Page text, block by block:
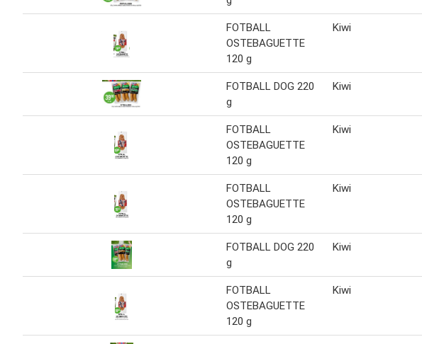
FOTBALL
OSTEBAGUETTE
120 g
Kiwi
FOTBALL DOG 220
g
Kiwi
FOTBALL
OSTEBAGUETTE
120 g
Kiwi
FOTBALL
OSTEBAGUETTE
120 g
Kiwi
FOTBALL DOG 220
g
Kiwi
FOTBALL
OSTEBAGUETTE
120 g
Kiwi